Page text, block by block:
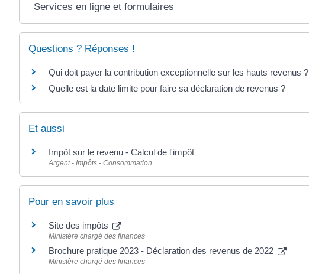
Services en ligne et formulaires
Questions ? Réponses !
Qui doit payer la contribution exceptionnelle sur les hauts revenus ?
Quelle est la date limite pour faire sa déclaration de revenus ?
Et aussi
Impôt sur le revenu - Calcul de l'impôt
Argent - Impôts - Consommation
Pour en savoir plus
Site des impôts
Ministère chargé des finances
Brochure pratique 2023 - Déclaration des revenus de 2022
Ministère chargé des finances